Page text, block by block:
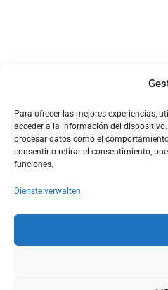
Para ofrecer las mejores experiencias,
acceder a la información del
procesar datos como el
consentir o retirar el consentimiento,
funciones.
Dienste verwalten